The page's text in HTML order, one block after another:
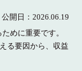
公開日：2026.06.19
めに重要です。
る要因から、収益